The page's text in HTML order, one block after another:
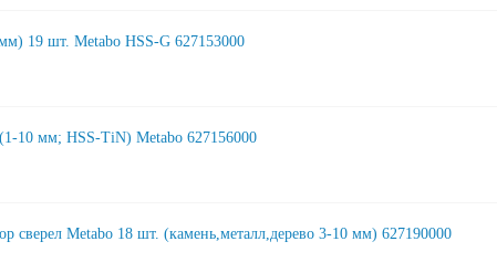
19 шт. Metabo HSS-G 627153000
10 мм; HSS-TiN) Metabo 627156000
сверел Metabo 18 шт. (камень,металл,дерево 3-10 мм) 627190000